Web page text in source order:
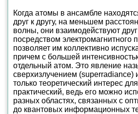
Когда атомы в ансамбле
друг к другу, на меньшем
волны, они взаимодействуют
посредством электромагнитного
позволяет им коллективно
причем с большей
отдельный атом. Это явление
сверхизлучением (superradiance)
только теоретический интерес
практический, ведь его можно
разных областях, связанных с
до квантовых информационных